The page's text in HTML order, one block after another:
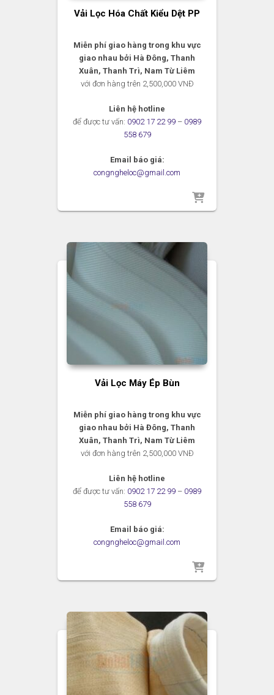
Vải Lọc Hóa Chất Kiểu Dệt PP
Miễn phí giao hàng trong khu vực
giao nhau bởi Hà Đông, Thanh
Xuân, Thanh Trì, Nam Từ Liêm
với đơn hàng trên 2,500,000 VNĐ
Liên hệ hotline
để được tư vấn: 0902 17 22 99 – 0989
558 679
Email báo giá:
congngheloc@gmail.com
Vải Lọc Máy Ép Bùn
Miễn phí giao hàng trong khu vực
giao nhau bởi Hà Đông, Thanh
Xuân, Thanh Trì, Nam Từ Liêm
với đơn hàng trên 2,500,000 VNĐ
Liên hệ hotline
để được tư vấn: 0902 17 22 99 – 0989
558 679
Email báo giá:
congngheloc@gmail.com